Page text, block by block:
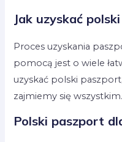
Jak uzyskać
Proces uzyskania
pomocą jest o wiele
uzyskać polski
zajmiemy się wszystkim.
Polski paszport